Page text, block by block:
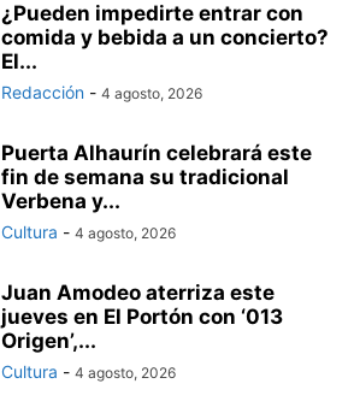
¿Pueden impedirte entrar con
comida y bebida a un concierto?
El...
Redacción - 4 agosto, 2026
Puerta Alhaurín celebrará este
fin de semana su tradicional
Verbena y...
Cultura - 4 agosto, 2026
Juan Amodeo aterriza este
jueves en El Portón con ‘013
Origen’,...
Cultura - 4 agosto, 2026